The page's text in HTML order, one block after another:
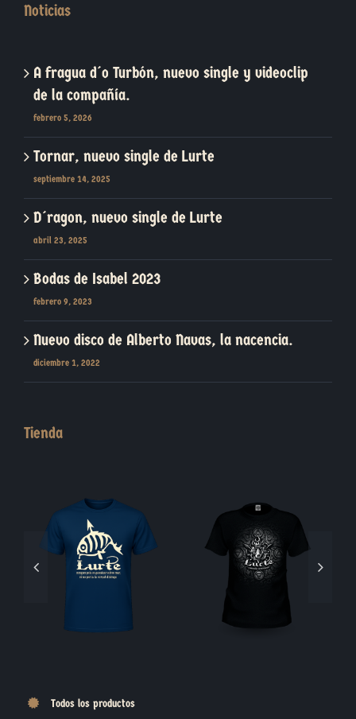
Noticias
A fragua d´o Turbón, nuevo single y videoclip
de la compañía.
febrero 5, 2026
Tornar, nuevo single de Lurte
septiembre 14, 2025
D´ragon, nuevo single de Lurte
abril 23, 2025
Bodas de Isabel 2023
febrero 9, 2023
Nuevo disco de Alberto Navas, la nacencia.
diciembre 1, 2022
Tienda
Blasón Piedra Moneda Jabalí
Todos los productos